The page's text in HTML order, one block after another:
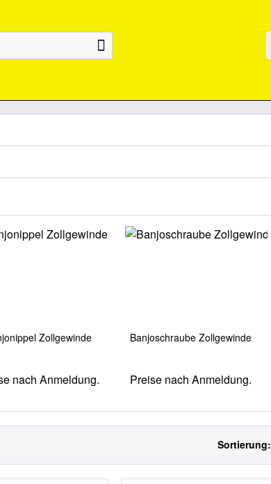
Zollgewinde
nach Anmeldung.
Banjoschraube Zollgewinde
Preise nach Anmeldung.
Sortierung: